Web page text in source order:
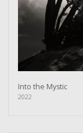
Into the Mystic
2022